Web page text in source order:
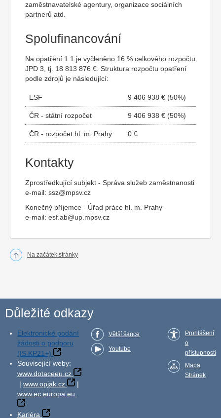
zaměstnavatelské agentury, organizace sociálních
partnerů atd.
Spolufinancování
Na opatření 1.1 je vyčleněno 16 % celkového rozpočtu
JPD 3, tj. 18 813 876 €. Struktura rozpočtu opatření
podle zdrojů je následující:
ESF 9 406 938 € (50%)
ČR - státní rozpočet 9 406 938 € (50%)
ČR - rozpočet hl. m. Prahy 0 €
Kontakty
Zprostředkující subjekt - Správa služeb zaměstnanosti
e-mail: ssz@mpsv.cz
Konečný příjemce - Úřad práce hl. m. Prahy
e-mail: esf.ab@up.mpsv.cz
Na začátek stránky
Důležité odkazy
Elektronické podání
žádosti o podporu
(IS KP21+)
Související weby:
www.dotaceeu.cz
| www.opjak.cz
|
www.ec.europa.eu
Kariéra
Větší šance
Youtube
Prohlášení
o
přístupnosti
Mapa
Stránek